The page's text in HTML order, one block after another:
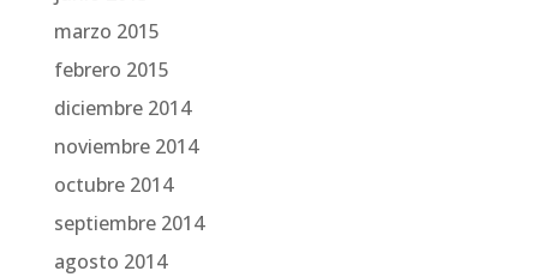
marzo 2015
febrero 2015
diciembre 2014
noviembre 2014
octubre 2014
septiembre 2014
agosto 2014